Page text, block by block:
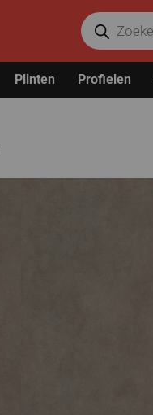
Plinten Profielen